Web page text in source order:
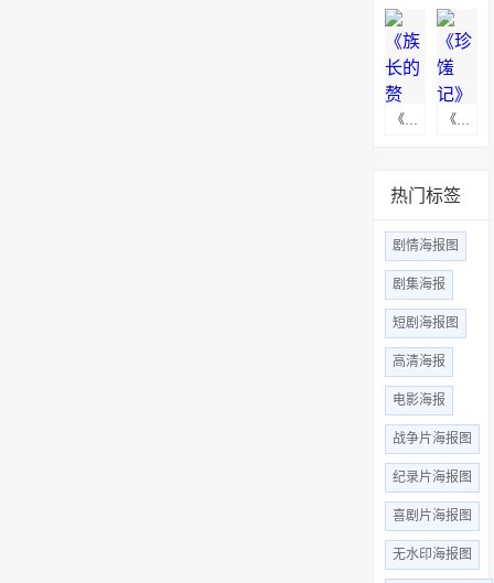
热门标签
剧情海报图
剧集海报
短剧海报图
高清海报
电影海报
战争片海报图
纪录片海报图
喜剧片海报图
无水印海报图